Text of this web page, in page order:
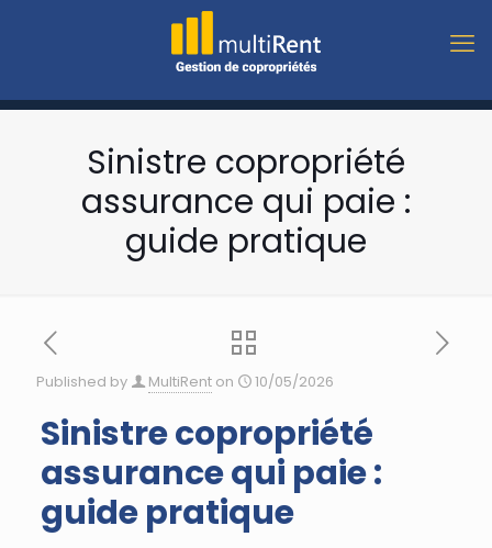
Sinistre copropriété
assurance qui paie :
guide pratique
Published by MultiRent on 10/05/2026
Sinistre copropriété
assurance qui paie :
guide pratique